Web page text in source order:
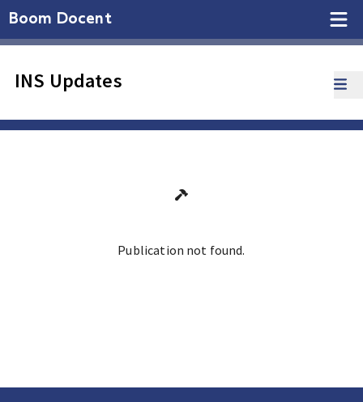
Boom Docent
INS Updates
Publication not found.